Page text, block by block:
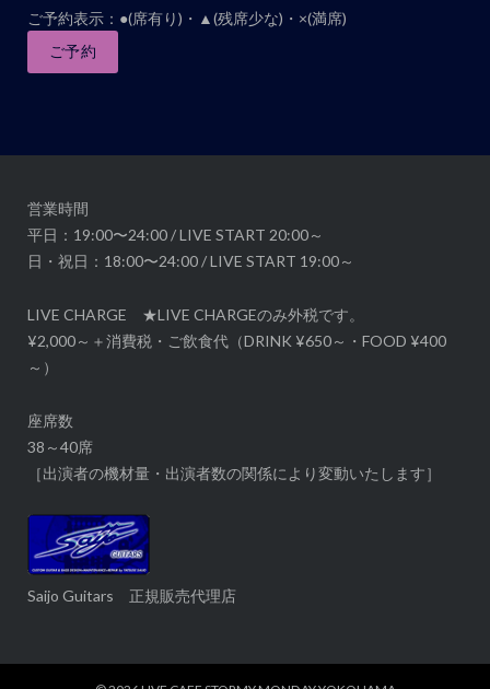
ビ
ー
ご予約表示：●(席有り)・▲(残席少な)・×(満席)
ご予約
営業時間
平日：19:00〜24:00 / LIVE START 20:00～
日・祝日：18:00〜24:00 / LIVE START 19:00～
LIVE CHARGE ★LIVE CHARGEのみ外税です。
¥2,000～＋消費税・ご飲食代（DRINK ¥650～・FOOD ¥400
～）
座席数
38～40席
［出演者の機材量・出演者数の関係により変動いたします］
Saijo Guitars 正規販売代理店